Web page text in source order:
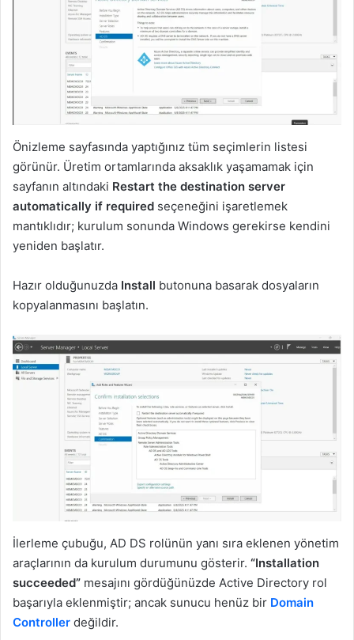
Önizleme sayfasında yaptığınız tüm seçimlerin listesi
görünür. Üretim ortamlarında aksaklık yaşamamak için
sayfanın altındaki Restart the destination server
automatically if required seçeneğini işaretlemek
mantıklıdır; kurulum sonunda Windows gerekirse kendini
yeniden başlatır.
Hazır olduğunuzda Install butonuna basarak dosyaların
kopyalanmasını başlatın.
İlerleme çubuğu, AD DS rolünün yanı sıra eklenen yönetim
araçlarının da kurulum durumunu gösterir. “Installation
succeeded” mesajını gördüğünüzde Active Directory rol
başarıyla eklenmiştir; ancak sunucu henüz bir Domain
Controller değildir.